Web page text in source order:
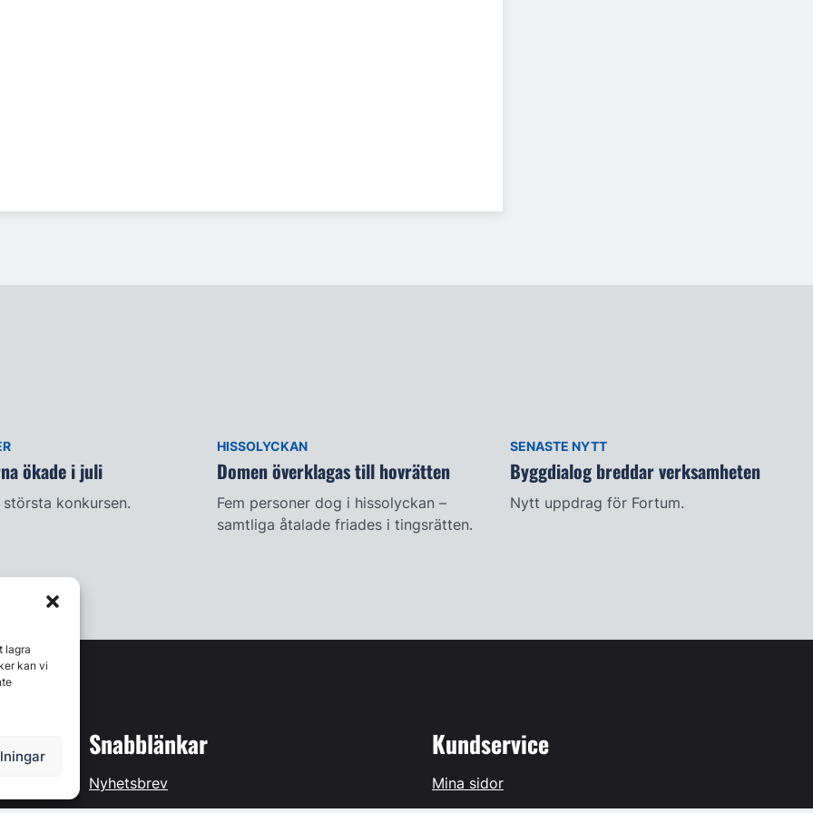
lagra
kan vi
ökade i juli
konkursen.
HISSOLYCKAN
Domen överklagas till hovrätten
Fem personer dog i hissolyckan –
samtliga åtalade friades i tingsrätten.
SENASTE NYTT
Byggdialog breddar verksamheten
Nytt uppdrag för Fortum.
Snabblänkar
Nyhetsbrev
Kundservice
Mina sidor